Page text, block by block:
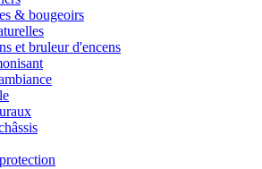
& bougeoirs
et bruleur d'encens